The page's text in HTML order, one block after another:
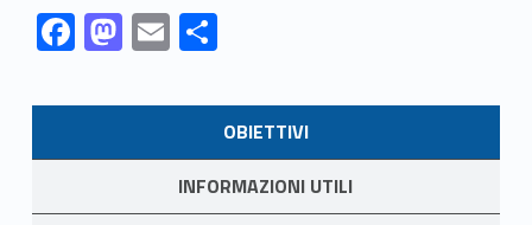
Link identifier #identifier__111348-1
F
ac
e
b
Link identifier #identifier__87234-2 M
as
to
d
Link identifier #identifier__88654-3 E
m
ai
l
Link identifier #identifier__9341-4 C
n
di
vi
LINK IDENTIFIER #IDENTIFIER__109126-1
OBIETTIVI
LINK IDENTIFIER #IDENTIFIER__190258-2
INFORMAZIONI UTILI
LINK IDENTIFIER #IDENTIFIER__159067-3